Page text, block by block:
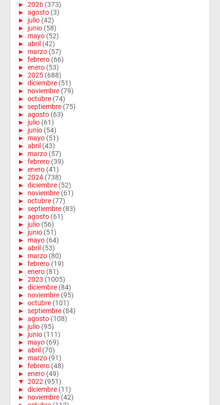
► 2026 (373)
► agosto (3)
► julio (42)
► junio (58)
► mayo (52)
► abril (42)
► marzo (57)
► febrero (66)
► enero (53)
► 2025 (688)
► diciembre (51)
► noviembre (79)
► octubre (74)
► septiembre (75)
► agosto (63)
► julio (61)
► junio (54)
► mayo (51)
► abril (43)
► marzo (57)
► febrero (39)
► enero (41)
► 2024 (738)
► diciembre (52)
► noviembre (61)
► octubre (77)
► septiembre (83)
► agosto (61)
► julio (56)
► junio (51)
► mayo (64)
► abril (53)
► marzo (80)
► febrero (19)
► enero (81)
► 2023 (1005)
► diciembre (84)
► noviembre (95)
► octubre (101)
► septiembre (84)
► agosto (108)
► julio (95)
► junio (111)
► mayo (69)
► abril (70)
► marzo (91)
► febrero (48)
► enero (49)
▼ 2022 (951)
► diciembre (11)
► noviembre (42)